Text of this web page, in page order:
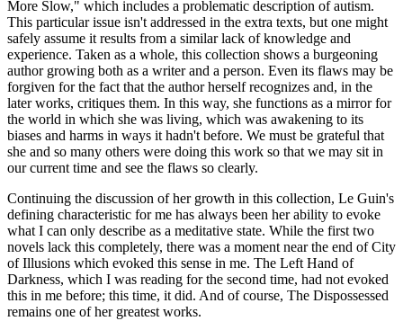
More Slow," which includes a problematic description of autism.
This particular issue isn't addressed in the extra texts, but one might
safely assume it results from a similar lack of knowledge and
experience. Taken as a whole, this collection shows a burgeoning
author growing both as a writer and a person. Even its flaws may be
forgiven for the fact that the author herself recognizes and, in the
later works, critiques them. In this way, she functions as a mirror for
the world in which she was living, which was awakening to its
biases and harms in ways it hadn't before. We must be grateful that
she and so many others were doing this work so that we may sit in
our current time and see the flaws so clearly.
Continuing the discussion of her growth in this collection, Le Guin's
defining characteristic for me has always been her ability to evoke
what I can only describe as a meditative state. While the first two
novels lack this completely, there was a moment near the end of City
of Illusions which evoked this sense in me. The Left Hand of
Darkness, which I was reading for the second time, had not evoked
this in me before; this time, it did. And of course, The Dispossessed
remains one of her greatest works.